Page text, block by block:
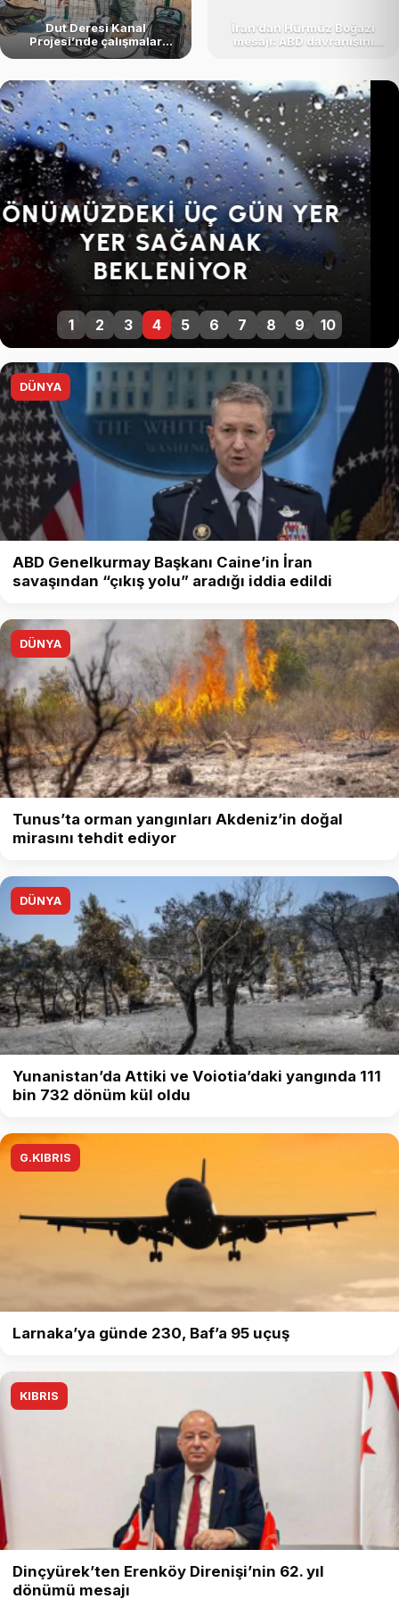
Dut Deresi Kanal
Projesi’nde çalışmalar
sürüyor
İran’dan Hürmüz Boğazı
mesajı: ABD davranışını
SENDIKALARDAN GENEL
GREVE DEVAM KARARI
1 2 3 4 5 6 7 8 9 10
DÜNYA
ABD Genelkurmay Başkanı Caine’in İran
savaşından “çıkış yolu” aradığı iddia edildi
DÜNYA
Tunus’ta orman yangınları Akdeniz’in doğal
mirasını tehdit ediyor
DÜNYA
Yunanistan’da Attiki ve Voiotia’daki yangında 111
bin 732 dönüm kül oldu
G.KIBRIS
Larnaka’ya günde 230, Baf’a 95 uçuş
KIBRIS
Dinçyürek’ten Erenköy Direnişi’nin 62. yıl
dönümü mesajı